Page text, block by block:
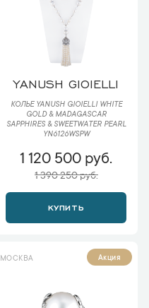
YANUSH GIOIELLI
КОЛЬЕ YANUSH GIOIELLI WHITE
GOLD & MADAGASCAR
SAPPHIRES & SWEETWATER PEARL
YN6126WSPW
1 120 500 руб.
1 390 250 руб.
КУПИТЬ
МОСКВА Акция